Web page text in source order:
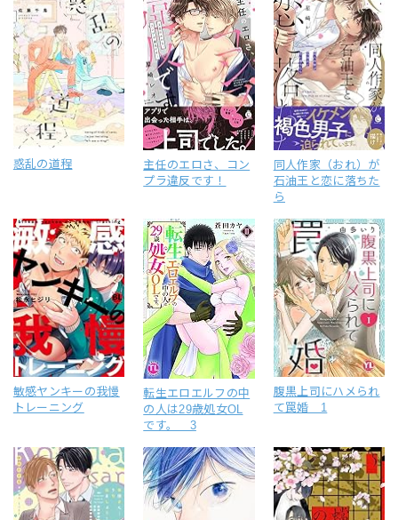
惑乱の道程
主任のエロさ、コン
プラ違反です！
同人作家（おれ）が
石油王と恋に落ちた
ら
敏感ヤンキーの我慢
トレーニング
転生エロエルフの中
の人は29歳処女OL
です。 3
腹黒上司にハメられ
て罠婚 1